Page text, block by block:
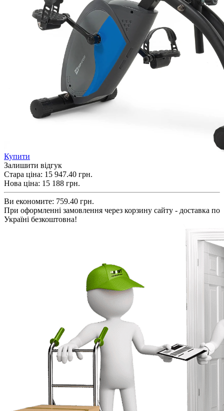
Купити
Залишити відгук
Стара ціна: 15 947.40 грн.
Нова ціна: 15 188 грн.
Ви економите: 759.40 грн.
При оформленні замовлення через корзину сайту - доставка по
Україні безкоштовна!